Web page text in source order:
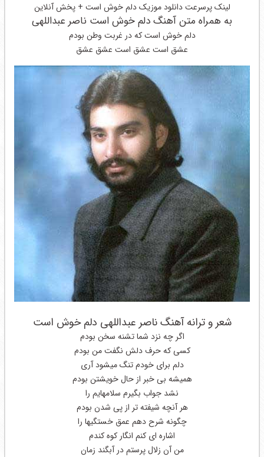
لینک پرسرعت دانلود موزیک دلم خوش است + پخش آنلاین
به همراه متن آهنگ دلم خوش است ناصر عبداللهی
دلم خوش است که در غربت وطن بودم
عشق است عشق است عشق عشق
شعر و ترانه آهنگ ناصر عبداللهی دلم خوش است
اگر چه نزد شما تشنه سخن بودم
کسی که حرف دلش نگفت من بودم
دلم برای خودم تنگ میشود آری
همیشه بی خبر از حال خویشتن بودم
نشد جواب بگیرم سلامهایم را
هر آنچه شیفته تر از پی شدن بودم
چگونه شرح دهم عمق خستگیها را
اشاره ای کنم انگار کوه کندم
من آن زلال پرستم در آبگند زمان